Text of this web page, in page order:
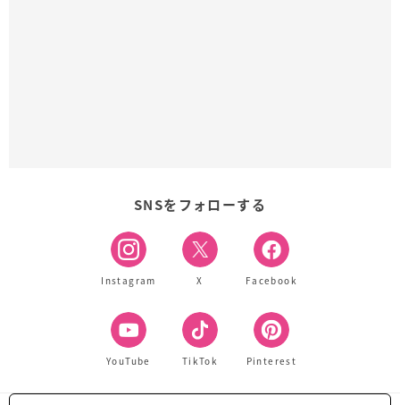
SNSをフォローする
Instagram X Facebook
YouTube TikTok Pinterest